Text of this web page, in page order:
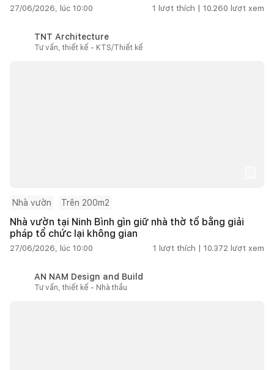
27/06/2026, lúc 10:00 1 lượt thích | 10.260 lượt xem
TNT Architecture
Tư vấn, thiết kế - KTS/Thiết kế
Nhà vườn Trên 200m2
Nhà vườn tại Ninh Bình gìn giữ nhà thờ tổ bằng giải
pháp tổ chức lại không gian
27/06/2026, lúc 10:00 1 lượt thích | 10.372 lượt xem
AN NAM Design and Build
Tư vấn, thiết kế - Nhà thầu